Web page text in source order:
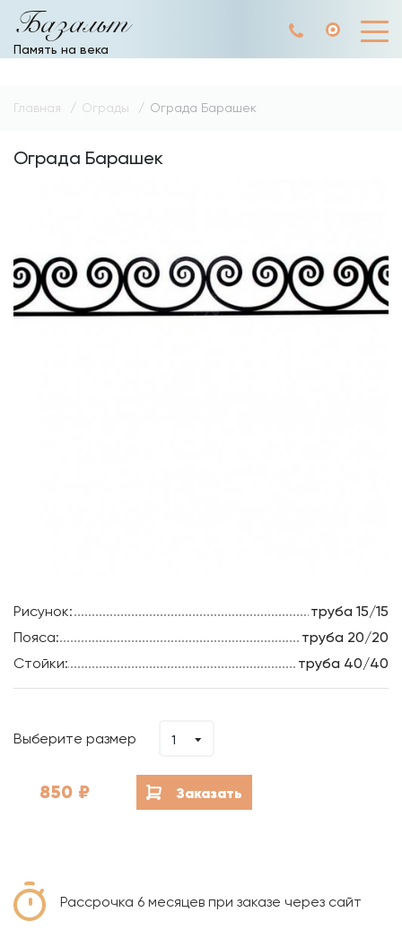
Базальт
Память на века
Главная Ограды Ограда Барашек
Ограда Барашек
Рисунок:
труба 15/15
Пояса:
труба 20/20
Стойки:
труба 40/40
Выберите размер 1
850 ₽ Заказать
Рассрочка 6 месяцев при заказе через сайт